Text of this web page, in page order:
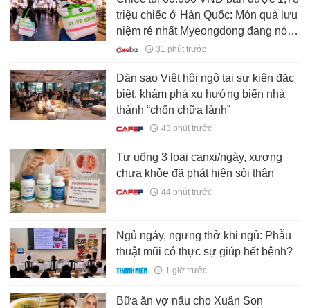
triệu chiếc ở Hàn Quốc: Món quà lưu
niệm rẻ nhất Myeongdong đang nói
ra điều mà ngành miễn thuế không
31 phút trước
Dàn sao Việt hội ngộ tại sự kiện đặc
biệt, khám phá xu hướng biến nhà
thành “chốn chữa lành”
43 phút trước
Tự uống 3 loại canxi/ngày, xương
chưa khỏe đã phát hiện sỏi thận
44 phút trước
Ngủ ngáy, ngưng thở khi ngủ: Phẫu
thuật mũi có thực sự giúp hết bệnh?
1 giờ trước
Bữa ăn vợ nấu cho Xuân Son